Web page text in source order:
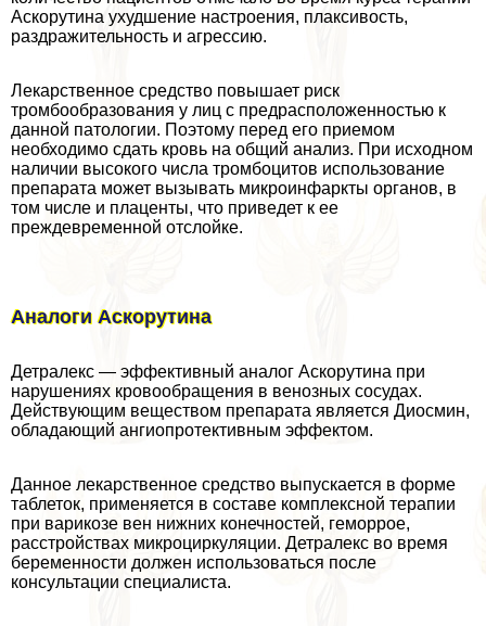
Аскорутина ухудшение настроения, плаксивость,
раздражительность и агрессию.
Лекарственное средство повышает риск
тромбообразования у лиц с предрасположенностью к
данной патологии. Поэтому перед его приемом
необходимо сдать кровь на общий анализ. При исходном
наличии высокого числа тромбоцитов использование
препарата может вызывать микроинфаркты органов, в
том числе и плаценты, что приведет к ее
преждевременной отслойке.
Аналоги Аскорутина
Детралекс — эффективный аналог Аскорутина при
нарушениях кровообращения в венозных сосудах.
Действующим веществом препарата является Диосмин,
обладающий ангиопротективным эффектом.
Данное лекарственное средство выпускается в форме
таблеток, применяется в составе комплексной терапии
при варикозе вен нижних конечностей, геморрое,
расстройствах микроциркуляции. Детралекс во время
беременности должен использоваться после
консультации специалиста.